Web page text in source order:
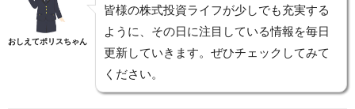
おしえてポリスちゃん
皆様の株式投資ライフが少しでも充実する
ように、その日に注目している情報を毎日
更新していきます。ぜひチェックしてみて
ください。